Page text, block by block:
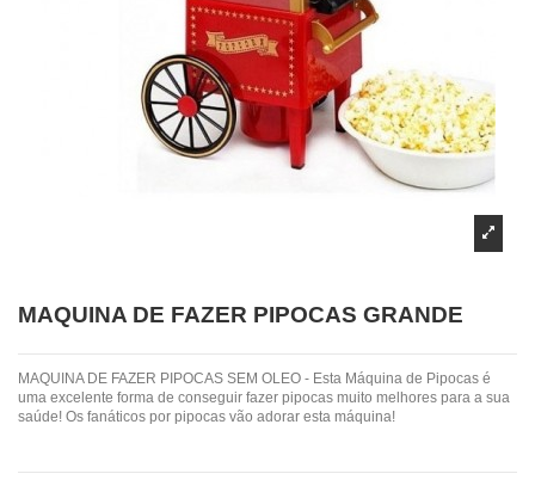
MAQUINA DE FAZER PIPOCAS GRANDE
MAQUINA DE FAZER PIPOCAS SEM OLEO - Esta Máquina de Pipocas é
uma excelente forma de conseguir fazer pipocas muito melhores para a sua
saúde! Os fanáticos por pipocas vão adorar esta máquina!